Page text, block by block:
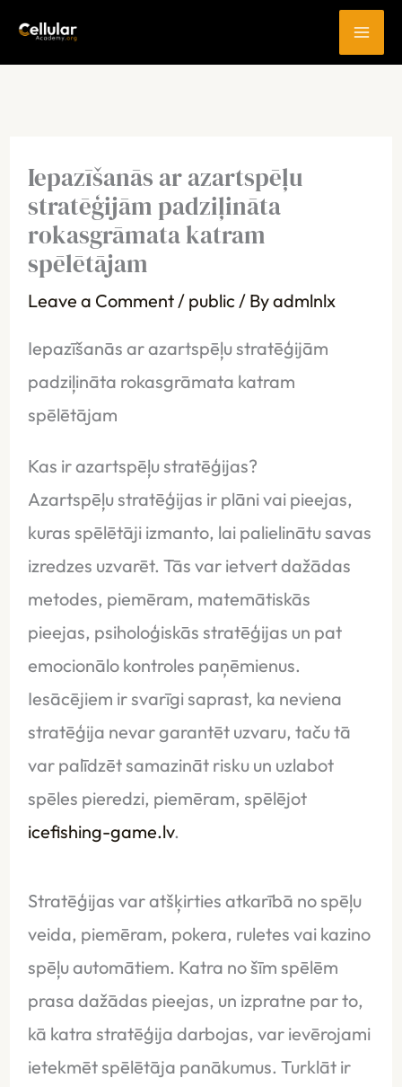
Iepazīšanās ar azartspēļu
stratēģijām padziļināta
rokasgrāmata katram
spēlētājam
Leave a Comment/ public/ Byadmlnlx
Iepazīšanās ar azartspēļu stratēģijām
padziļināta rokasgrāmata katram
spēlētājam
Kas ir azartspēļu stratēģijas?
Azartspēļu stratēģijas ir plāni vai pieejas,
kuras spēlētāji izmanto, lai palielinātu savas
izredzes uzvarēt. Tās var ietvert dažādas
metodes, piemēram, matemātiskās
pieejas, psiholoģiskās stratēģijas un pat
emocionālo kontroles paņēmienus.
Iesācējiem ir svarīgi saprast, ka neviena
stratēģija nevar garantēt uzvaru, taču tā
var palīdzēt samazināt risku un uzlabot
spēles pieredzi, piemēram, spēlējot
icefishing-game.lv.
Stratēģijas var atšķirties atkarībā no spēļu
veida, piemēram, pokera, ruletes vai kazino
spēļu automātiem. Katra no šīm spēlēm
prasa dažādas pieejas, un izpratne par to,
kā katra stratēģija darbojas, var ievērojami
ietekmēt spēlētāja panākumus. Turklāt ir